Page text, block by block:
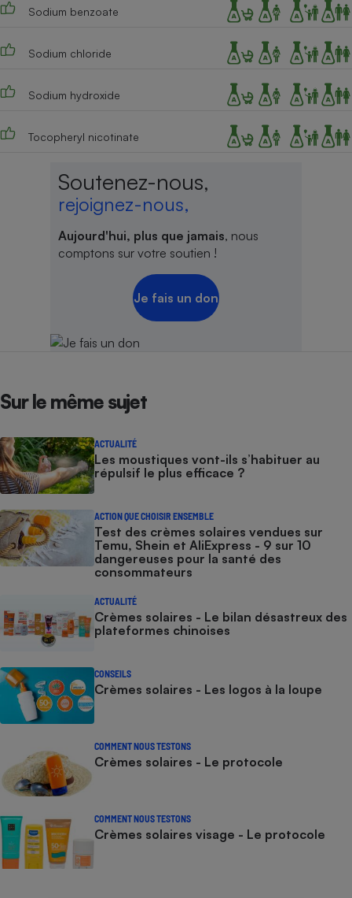
Sodium benzoate
Sodium chloride
Sodium hydroxide
Tocopheryl nicotinate
Soutenez-nous,
rejoignez-nous,
Aujourd'hui, plus que jamais, nous
comptons sur votre soutien !
Je fais un don
Sur le même sujet
ACTUALITÉ
Les moustiques vont-ils s’habituer au
répulsif le plus efficace ?
ACTION QUE CHOISIR ENSEMBLE
Test des crèmes solaires vendues sur
Temu, Shein et AliExpress - 9 sur 10
dangereuses pour la santé des
consommateurs
ACTUALITÉ
Crèmes solaires - Le bilan désastreux des
plateformes chinoises
CONSEILS
Crèmes solaires - Les logos à la loupe
COMMENT NOUS TESTONS
Crèmes solaires - Le protocole
COMMENT NOUS TESTONS
Crèmes solaires visage - Le protocole